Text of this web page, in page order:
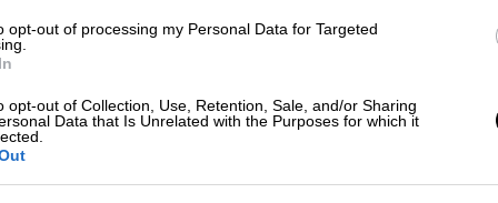
opt-out of processing my Personal Data for Targeted
opt-out of Collection, Use, Retention, Sale, and/or Sharing
Data that Is Unrelated with the Purposes for which it
από τη φονική πυρκαγιά στο